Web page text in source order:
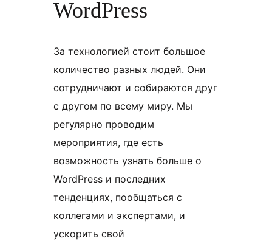
WordPress
За технологией стоит большое
количество разных людей. Они
сотрудничают и собираются друг
с другом по всему миру. Мы
регулярно проводим
мероприятия, где есть
возможность узнать больше о
WordPress и последних
тенденциях, пообщаться с
коллегами и экспертами, и
ускорить свой